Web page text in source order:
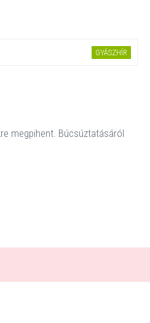
GYÁSZHÍR
megpihent. Búcsúztatásáról